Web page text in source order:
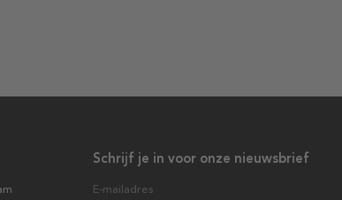
Schrijf je in voor onze nieuwsbrief
E-mailadres